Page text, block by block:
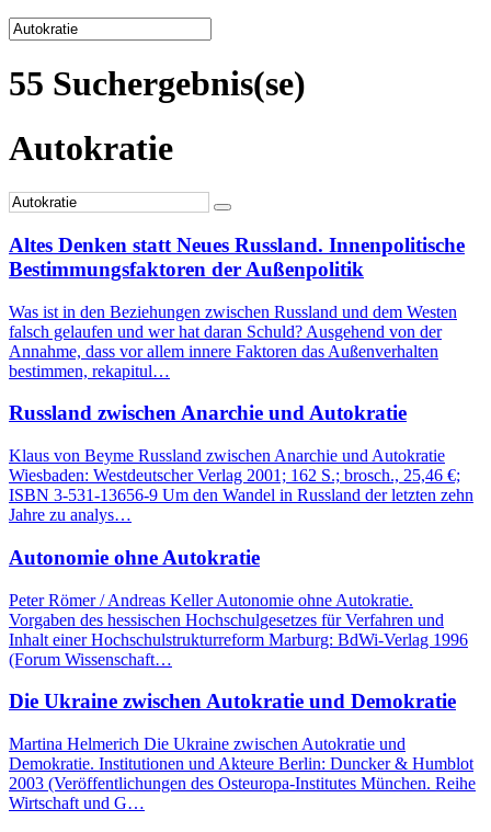
55 Suchergebnis(se)
Autokratie
Altes Denken statt Neues Russland. Innenpolitische
Bestimmungsfaktoren der Außenpolitik
Was ist in den Beziehungen zwischen Russland und dem Westen
falsch gelaufen und wer hat daran Schuld? Ausgehend von der
Annahme, dass vor allem innere Faktoren das Außenverhalten
bestimmen, rekapitul…
Russland zwischen Anarchie und Autokratie
Klaus von Beyme Russland zwischen Anarchie und Autokratie
Wiesbaden: Westdeutscher Verlag 2001; 162 S.; brosch., 25,46 €;
ISBN 3-531-13656-9 Um den Wandel in Russland der letzten zehn
Jahre zu analys…
Autonomie ohne Autokratie
Peter Römer / Andreas Keller Autonomie ohne Autokratie.
Vorgaben des hessischen Hochschulgesetzes für Verfahren und
Inhalt einer Hochschulstrukturreform Marburg: BdWi-Verlag 1996
(Forum Wissenschaft…
Die Ukraine zwischen Autokratie und Demokratie
Martina Helmerich Die Ukraine zwischen Autokratie und
Demokratie. Institutionen und Akteure Berlin: Duncker & Humblot
2003 (Veröffentlichungen des Osteuropa-Institutes München. Reihe
Wirtschaft und G…